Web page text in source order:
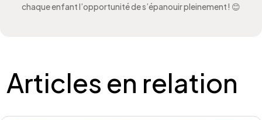
chaque enfant l’opportunité de s’épanouir pleinement ! 😊
Articles en relation